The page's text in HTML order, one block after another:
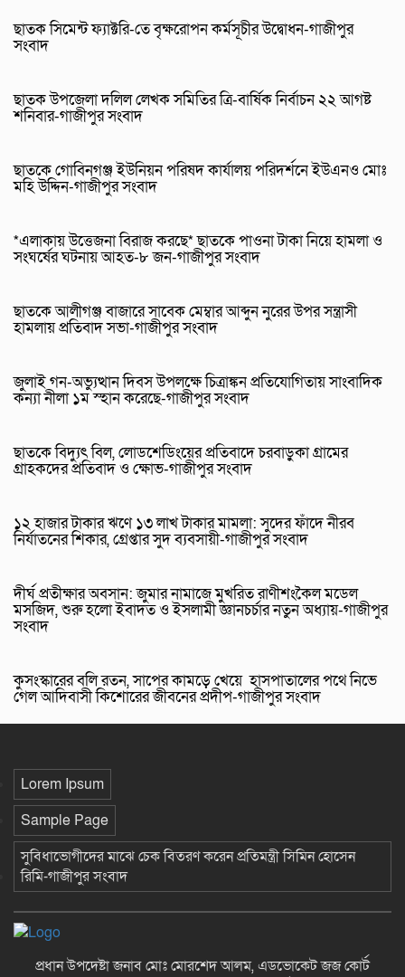
ছাতক সিমেন্ট ফ্যাক্টরি-তে বৃক্ষরোপন কর্মসূচীর উদ্বোধন-গাজীপুর
সংবাদ
ছাতক উপজেলা দলিল লেখক সমিতির ত্রি-বার্ষিক নির্বাচন ২২ আগষ্ট
শনিবার-গাজীপুর সংবাদ
ছাতকে গোবিনগঞ্জ ইউনিয়ন পরিষদ কার্যালয় পরিদর্শনে ইউএনও মোঃ
মহি উদ্দিন-গাজীপুর সংবাদ
*এলাকায় উত্তেজনা বিরাজ করছে* ছাতকে পাওনা টাকা নিয়ে হামলা ও
সংঘর্ষের ঘটনায় আহত-৮ জন-গাজীপুর সংবাদ
ছাতকে আলীগঞ্জ বাজারে সাবেক মেম্বার আব্দুন নুরের উপর সন্ত্রাসী
হামলায় প্রতিবাদ সভা-গাজীপুর সংবাদ
জুলাই গন-অভ্যুত্থান দিবস উপলক্ষে চিত্রাঙ্কন প্রতিযোগিতায় সাংবাদিক
কন্যা নীলা ১ম স্হান করেছে-গাজীপুর সংবাদ
ছাতকে বিদ্যুৎ বিল, লোডশেডিংয়ের প্রতিবাদে চরবাড়ুকা গ্রামের
গ্রাহকদের প্রতিবাদ ও ক্ষোভ-গাজীপুর সংবাদ
১২ হাজার টাকার ঋণে ১৩ লাখ টাকার মামলা: সুদের ফাঁদে নীরব
নির্যাতনের শিকার, গ্রেপ্তার সুদ ব্যবসায়ী-গাজীপুর সংবাদ
দীর্ঘ প্রতীক্ষার অবসান: জুমার নামাজে মুখরিত রাণীশংকৈল মডেল
মসজিদ, শুরু হলো ইবাদত ও ইসলামী জ্ঞানচর্চার নতুন অধ্যায়-গাজীপুর
সংবাদ
কুসংস্কারের বলি রতন, সাপের কামড়ে খেয়ে হাসপাতালের পথে নিভে
গেল আদিবাসী কিশোরের জীবনের প্রদীপ-গাজীপুর সংবাদ
Lorem Ipsum
Sample Page
সুবিধাভোগীদের মাঝে চেক বিতরণ করেন প্রতিমন্ত্রী সিমিন হোসেন
রিমি-গাজীপুর সংবাদ
প্রধান উপদেষ্টা জনাব মোঃ মোরশেদ আলম, এডভোকেট জজ কোর্ট